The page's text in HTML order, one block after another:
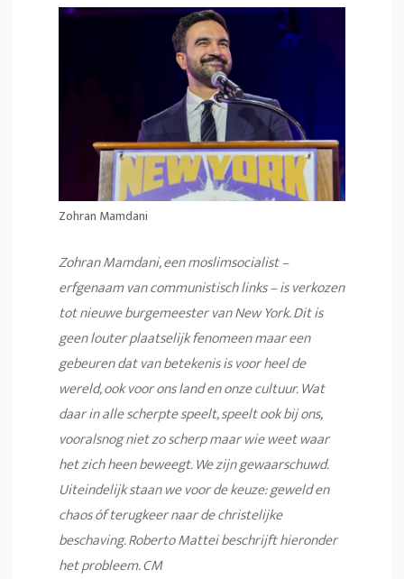
Zohran Mamdani
Zohran Mamdani, een moslimsocialist –
erfgenaam van communistisch links – is verkozen
tot nieuwe burgemeester van New York. Dit is
geen louter plaatselijk fenomeen maar een
gebeuren dat van betekenis is voor heel de
wereld, ook voor ons land en onze cultuur. Wat
daar in alle scherpte speelt, speelt ook bij ons,
vooralsnog niet zo scherp maar wie weet waar
het zich heen beweegt. We zijn gewaarschuwd.
Uiteindelijk staan we voor de keuze: geweld en
chaos óf terugkeer naar de christelijke
beschaving. Roberto Mattei beschrijft hieronder
het probleem. CM